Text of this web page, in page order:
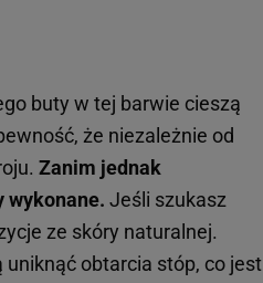
buty w tej barwie cieszą
że niezależnie od
Zanim jednak
wykonane. Jeśli szukasz
ze skóry naturalnej.
obtarcia stóp, co jest